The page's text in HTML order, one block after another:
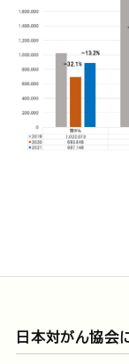
日本対がん協会